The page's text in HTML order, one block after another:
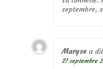
septembre,
Maryse a
21 septembre